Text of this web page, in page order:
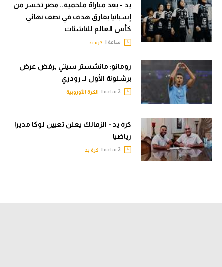
يد - بعد مباراة ملحمية.. مصر تخسر من
إسبانيا بفارق هدف في نصف نهائي
كأس العالم للناشئات
ساعة | كرة يد
رومانو: مانشستر سيتي يرفض عرض
برشلونة الأول لـ رودري
الكرة الأوروبية
كرة يد - الزمالك يعلن تعيين لوكا مديرا
رياضيا
كرة يد